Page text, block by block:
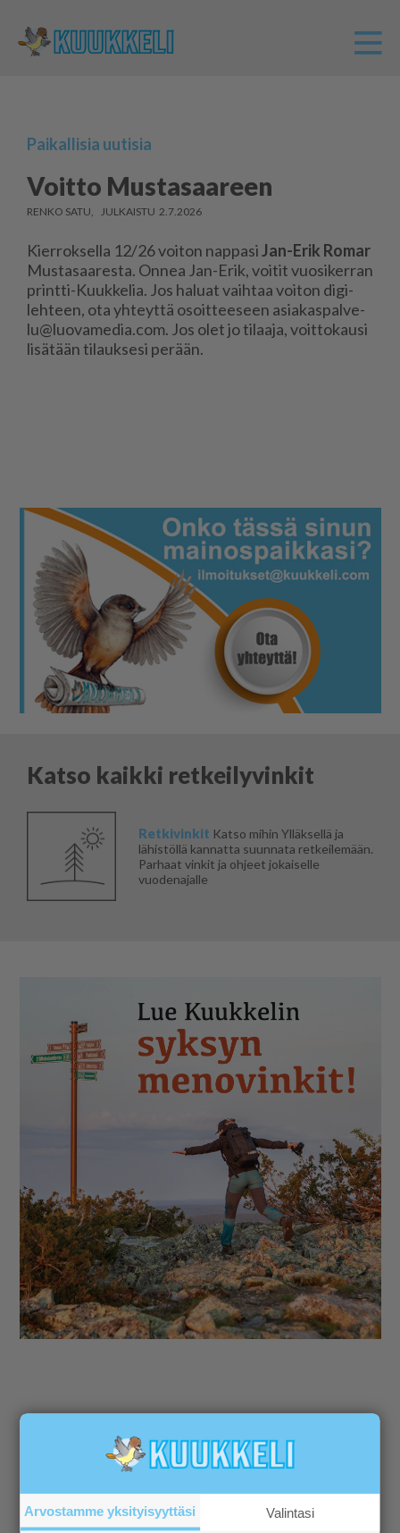
Paikallisia uutisia
Voitto Mustasaareen
RENKO SATU 2.7.2026
Kier­rok­sel­la 12/26 voi­ton nap­pa­siJan-Erik Ro­mar
Mus­ta­saa­res­ta. On­nea Jan-Erik, voi­tit vuo­si­ker­ran
print­ti-Kuuk­ke­lia. Jos ha­lu­at vaih­taa voi­ton di­gi­
leh­teen, ota yh­teyt­tä osoit­tee­seen asi­a­kas­pal­ve­
lu@luo­va­me­dia.com. Jos olet jo ti­laa­ja, voit­to­kau­si
li­sä­tään ti­lauk­se­si pe­rään.
Katso kaikki retkeilyvinkit
Retkivinkit Katso mihin Ylläksellä ja
lähistöllä kannatta suunnata retkeilemään.
Parhaat vinkit ja ohjeet jokaiselle
vuodenajalle
Aiheeseen liittyviä uutisia
6.8.2026
Arvostamme yksityisyyttäsi Valintasi